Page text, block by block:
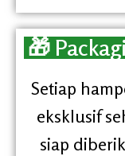
🎁
Setiap
eksklusif
siap